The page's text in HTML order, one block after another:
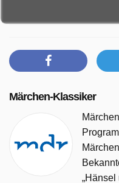
Märchen-Klassiker
„Hänsel